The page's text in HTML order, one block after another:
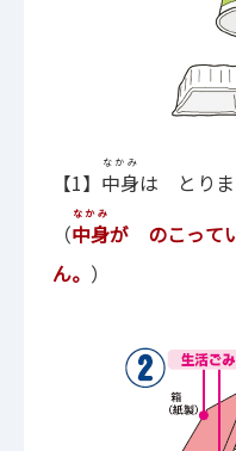
【1】 中身
なかみ
は とりま
（中身
なかみ
が のこって
ん。 ）